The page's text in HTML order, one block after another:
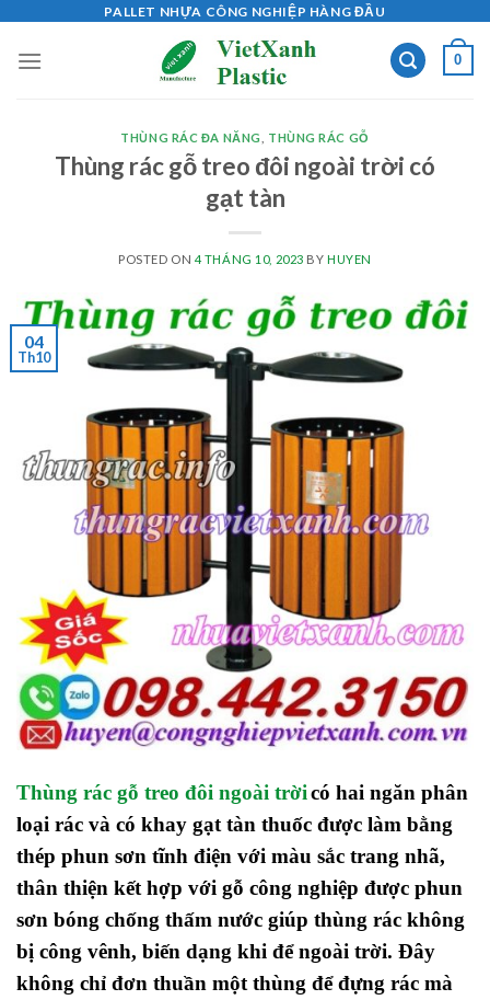
content
PALLET NHỰA CÔNG NGHIỆP HÀNG ĐẦU
0
THÙNG RÁC ĐA NĂNG THÙNG RÁC GỖ
Thùng rác gỗ treo đôi ngoài trời có
gạt tàn
POSTED ON 4 THÁNG 10, 2023 BY HUYEN
04
Th10
Thùng rác gỗ treo đôi ngoài trờicó hai ngăn phân
loại rác và có khay gạt tàn thuốc được làm bằng
thép phun sơn tĩnh điện với màu sắc trang nhã,
thân thiện kết hợp với gỗ công nghiệp được phun
sơn bóng chống thấm nước giúp thùng rác không
bị công vênh, biến dạng khi để ngoài trời. Đây
không chỉ đơn thuần một thùng để đựng rác mà